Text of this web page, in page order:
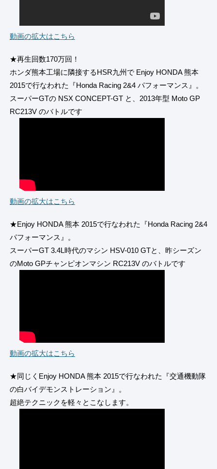
動画の拡大はこちら
★再生回数170万回！
ホンダ熊本工場に隣接するHSR九州で Enjoy HONDA 熊本
2015で行なわれた『Honda Racing 2&4 パフォーマンス』。
スーパーGTの NSX CONCEPT-GT と、2013年型 Moto GP
RC213V のバトルです
動画の拡大はこちら
★Enjoy HONDA 熊本 2015で行なわれた『Honda Racing 2&4
パフォーマンス』。
スーパーGT 3.4L時代のマシン HSV-010 GTと、昨シーズン
のMoto GPチャンピオンマシン RC213V のバトルです
動画の拡大はこちら
★同じくEnjoy HONDA 熊本 2015で行なわれた『交通機動隊
の白バイデモンストレーション』。
超絶テクニックを軽々とこなします。